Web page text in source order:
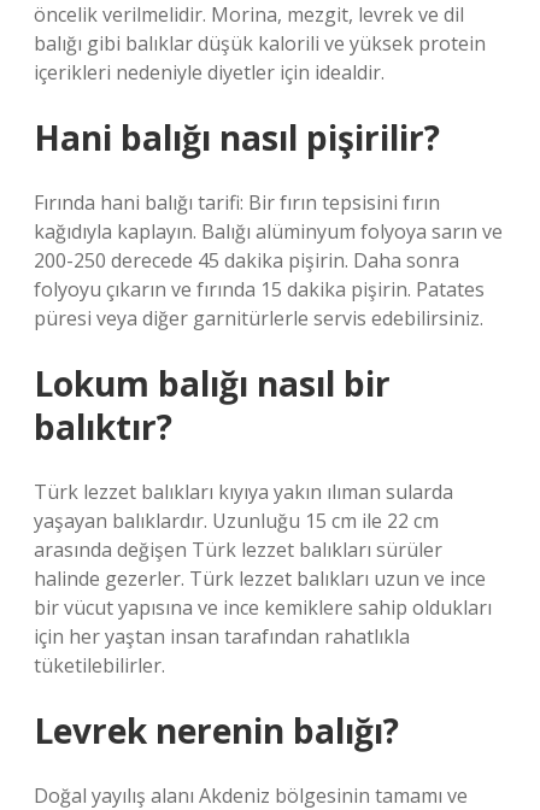
öncelik verilmelidir. Morina, mezgit, levrek ve dil
balığı gibi balıklar düşük kalorili ve yüksek protein
içerikleri nedeniyle diyetler için idealdir.
Hani balığı nasıl pişirilir?
Fırında hani balığı tarifi: Bir fırın tepsisini fırın
kağıdıyla kaplayın. Balığı alüminyum folyoya sarın ve
200-250 derecede 45 dakika pişirin. Daha sonra
folyoyu çıkarın ve fırında 15 dakika pişirin. Patates
püresi veya diğer garnitürlerle servis edebilirsiniz.
Lokum balığı nasıl bir
balıktır?
Türk lezzet balıkları kıyıya yakın ılıman sularda
yaşayan balıklardır. Uzunluğu 15 cm ile 22 cm
arasında değişen Türk lezzet balıkları sürüler
halinde gezerler. Türk lezzet balıkları uzun ve ince
bir vücut yapısına ve ince kemiklere sahip oldukları
için her yaştan insan tarafından rahatlıkla
tüketilebilirler.
Levrek nerenin balığı?
Doğal yayılış alanı Akdeniz bölgesinin tamamı ve